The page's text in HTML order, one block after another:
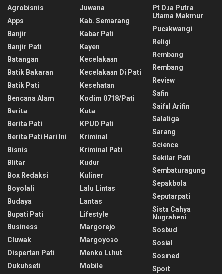
Agrobisnis
Apps
Banjir
Banjir Pati
Batangan
Batik Bakaran
Batik Pati
Bencana Alam
Berita
Berita Pati
Berita Pati Hari Ini
Bisnis
Blitar
Box Redaksi
Boyolali
Budaya
Bupati Pati
Business
Cluwak
Dispertan Pati
Dukuhseti
Juwana
Kab. Semarang
Kabar Pati
Kayen
Kecelakaan
Kecelakaan Di Pati
Kesehatan
Kodim 0718/pati
Kota
KPUD Pati
Kriminal
Kriminal Pati
Kudur
Kuliner
Lalu Lintas
Lantas
Lifestyle
Margorejo
Margoyoso
Menko Luhut
Mobile
Pt Dua Putra
Utama Makmur
Pucakwangi
Religi
Rembang
Rembang
Review
Safin
Saiful Arifin
Salatiga
Sarang
Science
Sekitar Pati
Sembaturagung
Sepakbola
Seputarpati
Sista Cahya
Nugraheni
Sosbud
Sosial
Sosmed
Sport